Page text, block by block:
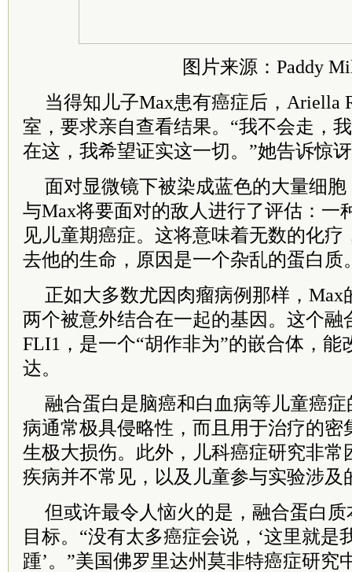
图片来源：Paddy
当得知儿子Max患有癌症后，Ariella
室，要求亲自查看结果。“我不会走，
在这，我希望证实这一切。”她告诉惊
面对显微镜下被染成蓝色的大量细
与Max将要面对的敌人进行了评估：一
见儿童期癌症。这将意味着无数的化
去他的生命，原因是一个杂乱的蛋白质
正如大多数尤因肉瘤病例那样，Max
两个被意外结合在一起的基因。这个融
FLI1，是一个“胡作非为”的嵌合体，能
达。
融合蛋白是脑癌和白血病等儿童癌
病通常极具侵略性，而且用于治疗的密
生极大损伤。此外，儿科癌症研究非常
疾病并不常见，以及儿童参与实验涉及
但或许最令人恼火的是，融合蛋白质
目标。“没有太多癌症会说，‘这里就是
踵’。”美国佛罗里达州莫非特癌症研究